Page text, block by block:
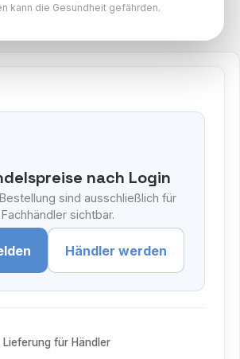
800 Paket
nach Login
sind ausschließlich für
sichtbar.
Händler werden
Lieferung für Händler
kann die Gesundheit gefährden.